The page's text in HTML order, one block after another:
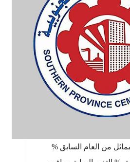
من العام السابق %